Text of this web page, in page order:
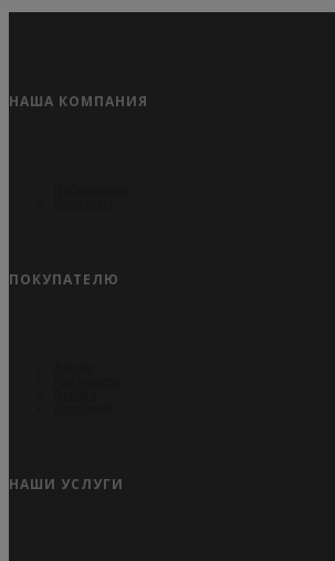
НАША КОМПАНИЯ
ПОКУПАТЕЛЮ
НАШИ УСЛУГИ